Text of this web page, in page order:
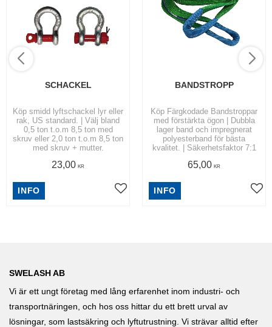
SCHACKEL
Köp smidd lyftschackel lyr eller
rak, US standard. | Välj bland
0,5 ton t.o.m 8,5 ton med
skruv eller 2,0 ton t.o.m 8,5 ton
med skruv + mutter.
23,00 KR
INFO
BANDSTROPP
Köp Färgkodade Bandstroppar
med förstärkta ögon | Dubbla
lager band och impregnerat
polyesterband för bästa
kvalitet. | Säkerhetsfaktor 7:1
65,00 KR
INFO
SWELASH AB
Vi är ett ungt företag med lång erfarenhet inom industri- och
transportnäringen, och hos oss hittar du ett brett urval av
lösningar, som lastsäkring och lyftutrustning. Vi strävar alltid efter